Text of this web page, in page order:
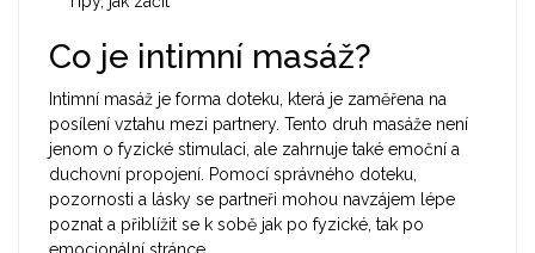
Co je intimní masáž?
Intimní masáž je forma doteku, která je zaměřena na
posílení vztahu mezi partnery. Tento druh masáže není
jenom o fyzické stimulaci, ale zahrnuje také emoční a
duchovní propojení. Pomocí správného doteku,
pozornosti a lásky se partneři mohou navzájem lépe
poznat a přiblížit se k sobě jak po fyzické, tak po